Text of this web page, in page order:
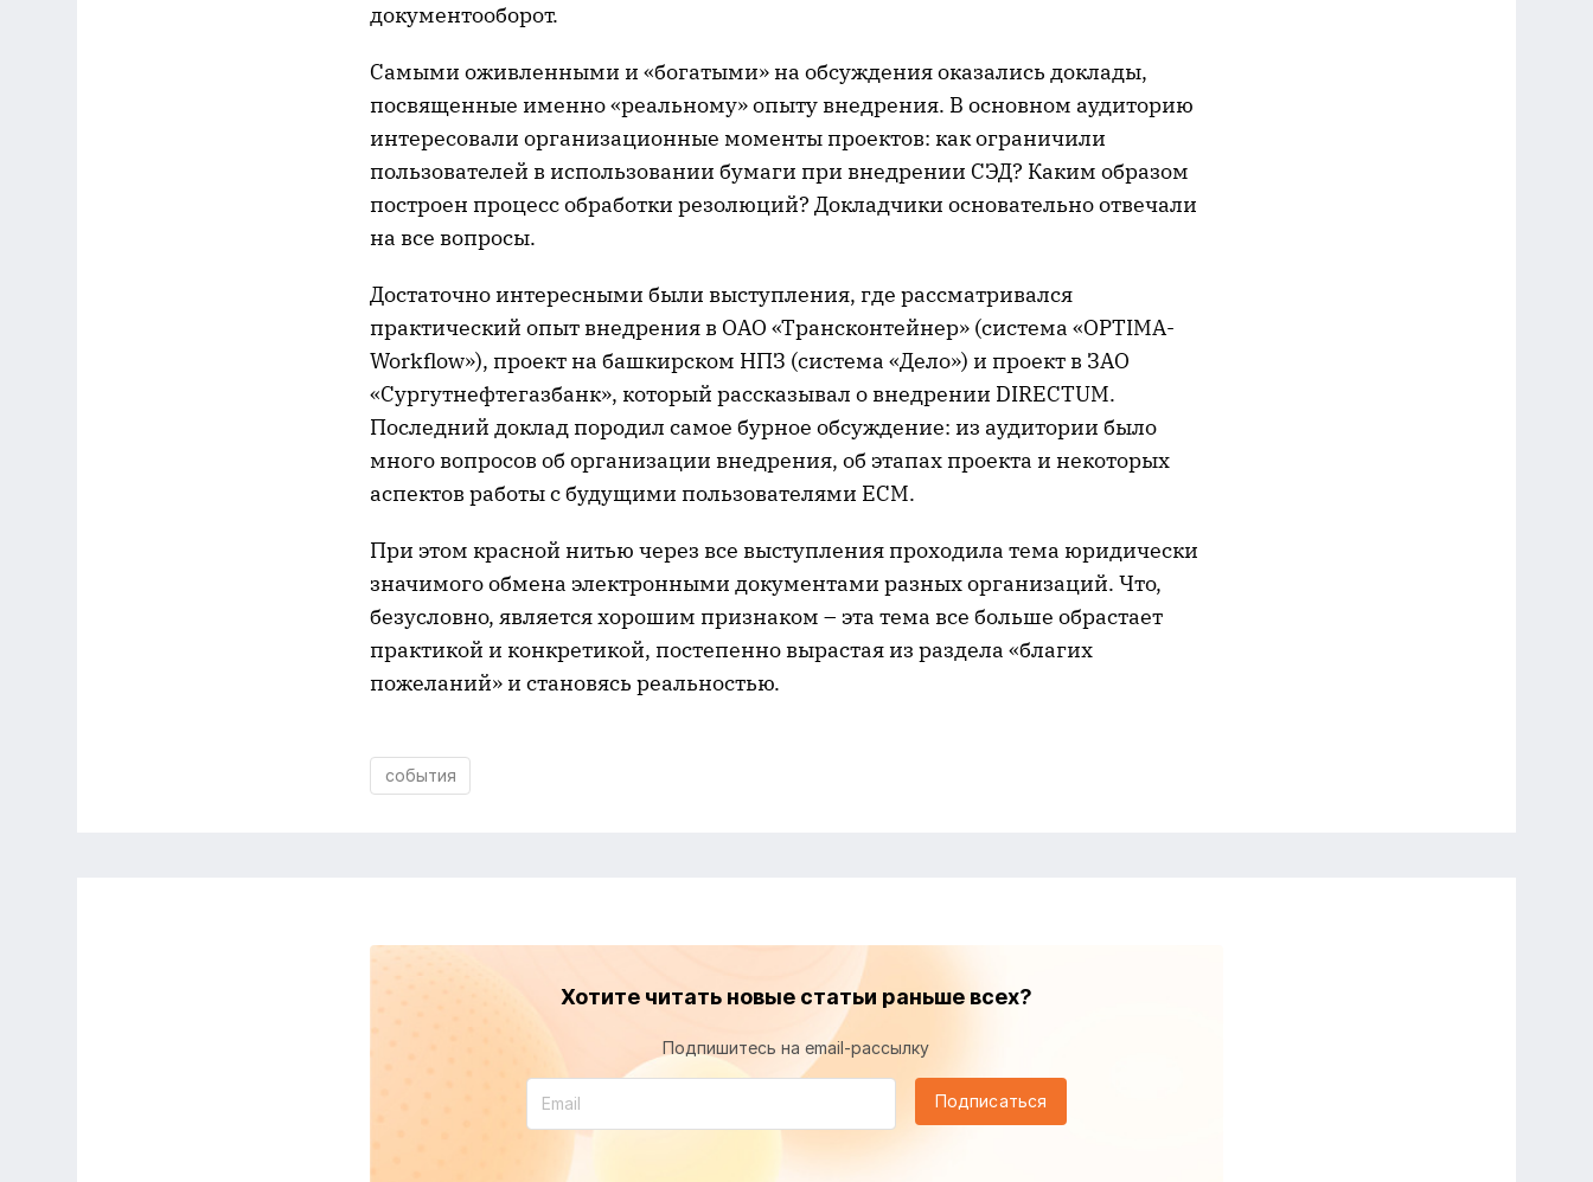
документооборот.
Самыми оживленными и «богатыми» на обсуждения оказались доклады,
посвященные именно «реальному» опыту внедрения. В основном аудиторию
интересовали организационные моменты проектов: как ограничили
пользователей в использовании бумаги при внедрении СЭД? Каким образом
построен процесс обработки резолюций? Докладчики основательно отвечали
на все вопросы.
Достаточно интересными были выступления, где рассматривался
практический опыт внедрения в ОАО «Трансконтейнер» (система «OPTIMA-
Workflow»), проект на башкирском НПЗ (система «Дело») и проект в ЗАО
«Сургутнефтегазбанк», который рассказывал о внедрении DIRECTUM.
Последний доклад породил самое бурное обсуждение: из аудитории было
много вопросов об организации внедрения, об этапах проекта и некоторых
аспектов работы с будущими пользователями ECM.
При этом красной нитью через все выступления проходила тема юридически
значимого обмена электронными документами разных организаций. Что,
безусловно, является хорошим признаком – эта тема все больше обрастает
практикой и конкретикой, постепенно вырастая из раздела «благих
пожеланий» и становясь реальностью.
события
Хотите читать новые статьи раньше всех?
Подпишитесь на email-рассылку
Подписаться